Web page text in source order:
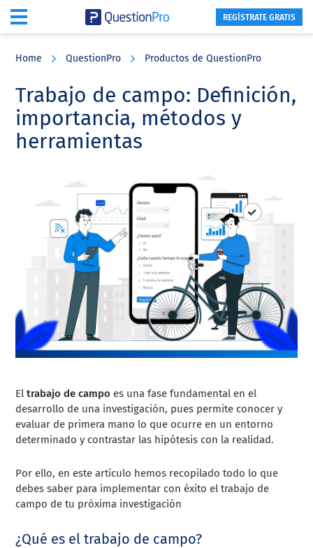
content
sidebar
REGÍSTRATE GRATIS
Home QuestionPro Productos de QuestionPro
Trabajo de campo: Definición,
importancia, métodos y
herramientas
Eltrabajo de campo es una fase fundamental en el
desarrollo de una investigación, pues permite conocer y
evaluar de primera mano lo que ocurre en un entorno
determinado y contrastar las hipótesis con la realidad.
Por ello, en este artículo hemos recopilado todo lo que
debes saber para implementar con éxito el trabajo de
campo de tu próxima investigación
¿Qué es el trabajo de campo?